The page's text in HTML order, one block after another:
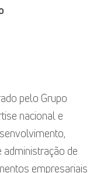
pelo Grupo
nacional e
de
empresariais